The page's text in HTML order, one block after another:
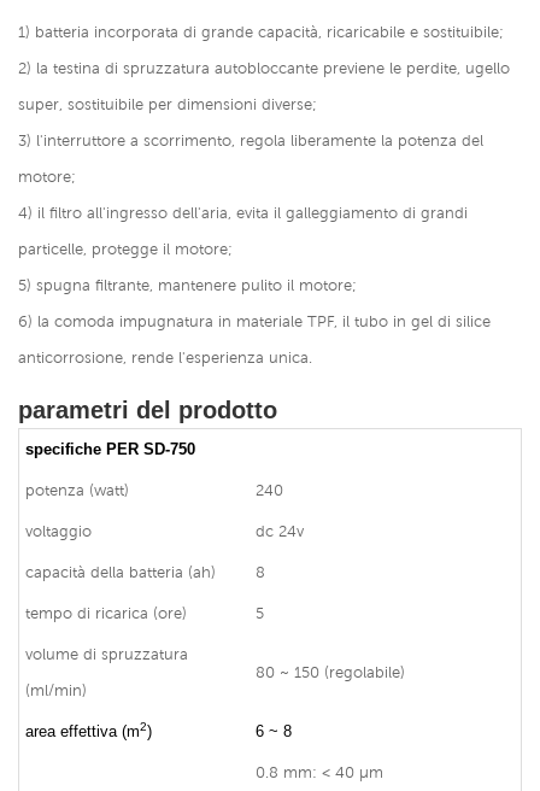
1) batteria incorporata di grande capacità, ricaricabile e sostituibile;
2) la testina di spruzzatura autobloccante previene le perdite, ugello
super, sostituibile per dimensioni diverse;
3) l'interruttore a scorrimento, regola liberamente la potenza del
motore;
4) il filtro all'ingresso dell'aria, evita il galleggiamento di grandi
particelle, protegge il motore;
5) spugna filtrante, mantenere pulito il motore;
6) la comoda impugnatura in materiale TPF, il tubo in gel di silice
anticorrosione, rende l'esperienza unica.
parametri del prodotto
specifiche PER SD-750
potenza (watt) 240
voltaggio dc 24v
capacità della batteria (ah) 8
tempo di ricarica (ore) 5
volume di spruzzatura
(ml/min)
80 ~ 150 (regolabile)
area effettiva (m2) 6 ~ 8
0.8 mm: < 40 μm